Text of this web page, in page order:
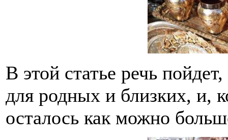
В этой статье речь
для родных и близких, и,
осталось как можно